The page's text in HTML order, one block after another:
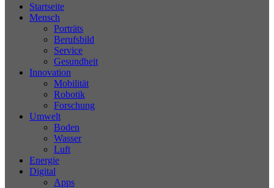
Startseite
Mensch
Porträts
Berufsbild
Service
Gesundheit
Innovation
Mobilität
Robotik
Forschung
Umwelt
Boden
Wasser
Luft
Energie
Digital
Apps